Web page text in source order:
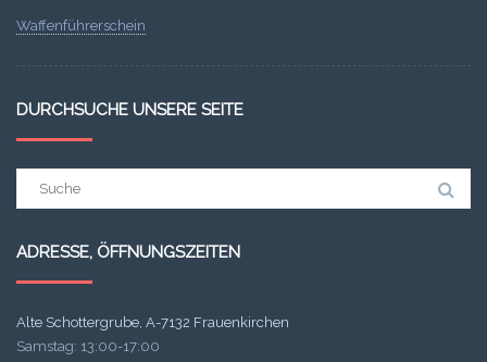
Waffenführerschein
DURCHSUCHE UNSERE SEITE
ADRESSE, ÖFFNUNGSZEITEN
Alte Schottergrube, A-7132 Frauenkirchen
Samstag: 13:00-17:00